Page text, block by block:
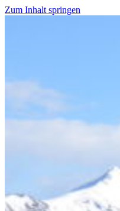
Zum Inhalt springen